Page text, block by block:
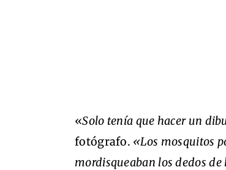
«Solo tenía que hacer un
fotógrafo. «Los mosquitos
mordisqueaban los dedos de